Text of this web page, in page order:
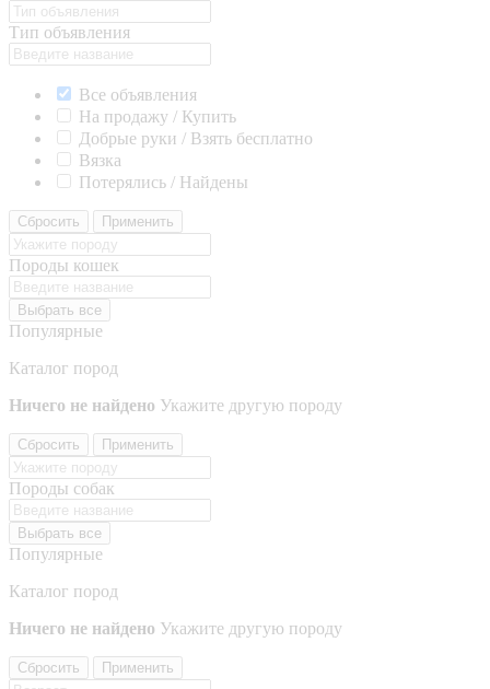
Тип объявления
Все объявления
На продажу / Купить
Добрые руки / Взять бесплатно
Вязка
Потерялись / Найдены
Сбросить Применить
Породы кошек
Выбрать все
Популярные
Каталог пород
Ничего не найдено Укажите другую породу
Сбросить Применить
Породы собак
Выбрать все
Популярные
Каталог пород
Ничего не найдено Укажите другую породу
Сбросить Применить